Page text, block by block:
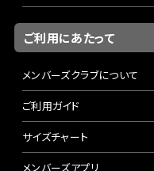
ご利用にあたって
メンバーズクラブについて
ご利用ガイド
サイズチャート
メンバーズアプリ